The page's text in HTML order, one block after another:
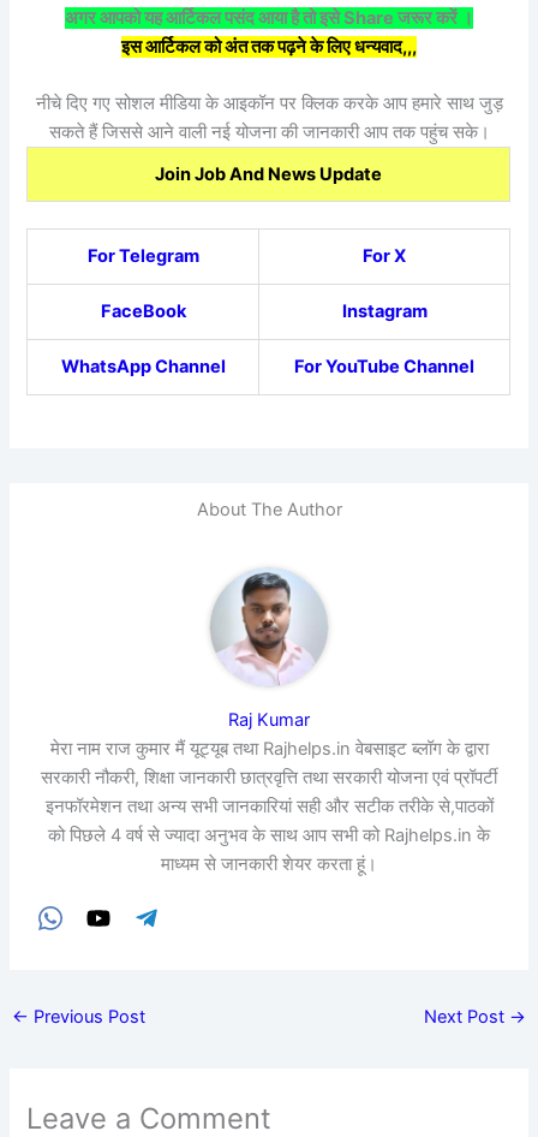
अगर आपको यह आर्टिकल पसंद आया है तो इसे Share जरूर करें ।
इस आर्टिकल को अंत तक पढ़ने के लिए धन्यवाद,,,
नीचे दिए गए सोशल मीडिया के आइकॉन पर क्लिक करके आप हमारे साथ जुड़
सकते हैं जिससे आने वाली नई योजना की जानकारी आप तक पहुंच सके।
Join Job And News Update
For Telegram For X
FaceBook Instagram
WhatsApp Channel For YouTube Channel
About The Author
Raj Kumar
मेरा नाम राज कुमार मैं यूट्यूब तथा Rajhelps.in वेबसाइट ब्लॉग के द्वारा
सरकारी नौकरी, शिक्षा जानकारी छात्रवृत्ति तथा सरकारी योजना एवं प्रॉपर्टी
इनफॉरमेशन तथा अन्य सभी जानकारियां सही और सटीक तरीके से,पाठकों
को पिछले 4 वर्ष से ज्यादा अनुभव के साथ आप सभी को Rajhelps.in के
माध्यम से जानकारी शेयर करता हूं।
← Previous Post Next Post →
Leave a Comment